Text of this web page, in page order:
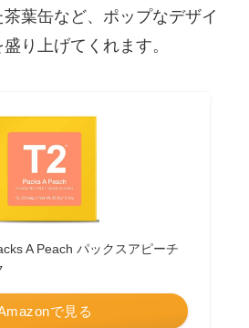
葉缶など、ポップなデザイ
り上げてくれます。
A Peach パックスアピーチ
で見る